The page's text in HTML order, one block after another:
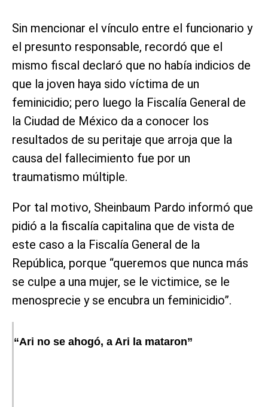
Sin mencionar el vínculo entre el funcionario y
el presunto responsable, recordó que el
mismo fiscal declaró que no había indicios de
que la joven haya sido víctima de un
feminicidio; pero luego la Fiscalía General de
la Ciudad de México da a conocer los
resultados de su peritaje que arroja que la
causa del fallecimiento fue por un
traumatismo múltiple.
Por tal motivo, Sheinbaum Pardo informó que
pidió a la fiscalía capitalina que de vista de
este caso a la Fiscalía General de la
República, porque “queremos que nunca más
se culpe a una mujer, se le victimice, se le
menosprecie y se encubra un feminicidio”.
“Ari no se ahogó, a Ari la mataron”